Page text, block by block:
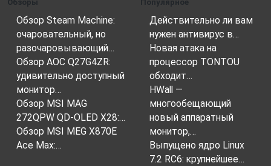
Обзоры
Обзор Steam Machine:
очаровательный, но
разочаровывающий…
Обзор AOC Q27G4ZR:
удивительно доступный
монитор…
Обзор MSI MAG
272QPW QD-OLED X28:…
Обзор MSI MEG X870E
Ace Max:…
Популярное
Действительно ли вам
нужен антивирус в…
Новая атака на
процессор TONTOU
обходит…
HWall —
многообещающий
новый аппаратный
монитор,…
Выпущено ядро Linux
7.2 RC6: крупнейшее…